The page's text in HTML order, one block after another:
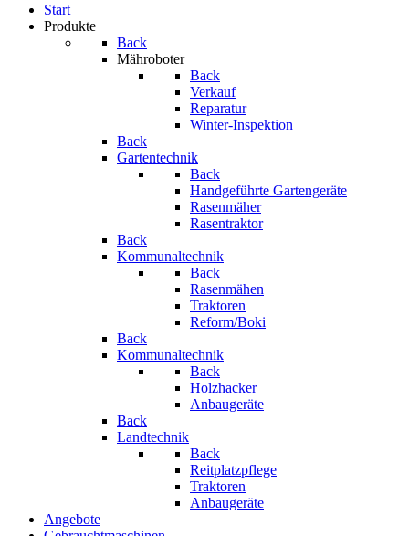
Start
Produkte
Back
Mähroboter
Back
Verkauf
Reparatur
Winter-Inspektion
Back
Gartentechnik
Back
Handgeführte Gartengeräte
Rasenmäher
Rasentraktor
Back
Kommunaltechnik
Back
Rasenmähen
Traktoren
Reform/Boki
Back
Kommunaltechnik
Back
Holzhacker
Anbaugeräte
Back
Landtechnik
Back
Reitplatzpflege
Traktoren
Anbaugeräte
Angebote